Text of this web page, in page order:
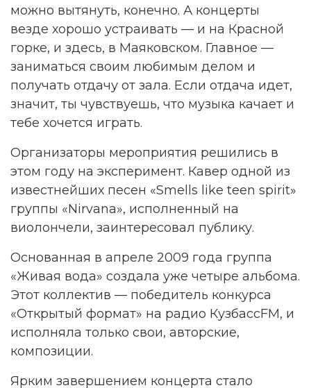
можно вытянуть, конечно. А концерты
везде хорошо устраивать — и на Красной
горке, и здесь, в Маяковском. Главное —
заниматься своим любимым делом и
получать отдачу от зала. Если отдача идет,
значит, ты чувствуешь, что музыка качает и
тебе хочется играть.
Организаторы мероприятия решились в
этом году на эксперимент. Кавер одной из
известнейших песен «Smells like teen spirit»
группы «Nirvana», исполненный на
виолончели, заинтересовал публику.
Основанная в апреле 2009 года группа
«Живая вода» создала уже четыре альбома.
Этот коллектив — победитель конкурса
«Открытый формат» на радио КузбассFM, и
исполняла только свои, авторские,
композиции.
Ярким завершением концерта стало